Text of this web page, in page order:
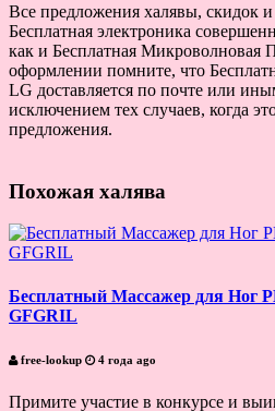
Все предложения халявы, скидок и
Бесплатная электроника
как и Бесплатная Микроволновая
оформлении помните, что
LG доставляется по почте или
исключением тех случаев, когда
предложения.
Похожая халява
Бесплатный Массажер для Ног
GFGRIL
free-lookup 4 года ago
Примите участие в конкурсе и